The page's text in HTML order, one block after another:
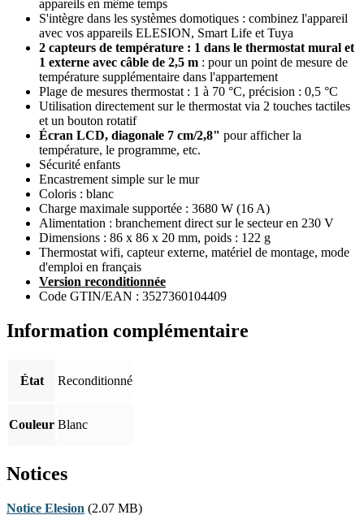
appareils en même temps
S'intègre dans les systèmes domotiques : combinez l'appareil
avec vos appareils ELESION, Smart Life et Tuya
2 capteurs de température : 1 dans le thermostat mural et
1 externe avec câble de 2,5 m : pour un point de mesure de
température supplémentaire dans l'appartement
Plage de mesures thermostat : 1 à 70 °C, précision : 0,5 °C
Utilisation directement sur le thermostat via 2 touches tactiles
et un bouton rotatif
Écran LCD, diagonale 7 cm/2,8" pour afficher la
température, le programme, etc.
Sécurité enfants
Encastrement simple sur le mur
Coloris : blanc
Charge maximale supportée : 3680 W (16 A)
Alimentation : branchement direct sur le secteur en 230 V
Dimensions : 86 x 86 x 20 mm, poids : 122 g
Thermostat wifi, capteur externe, matériel de montage, mode
d'emploi en français
Version reconditionnée
Code GTIN/EAN : 3527360104409
Information complémentaire
État Reconditionné
Couleur Blanc
Notices
Notice Elesion (2.07 MB)